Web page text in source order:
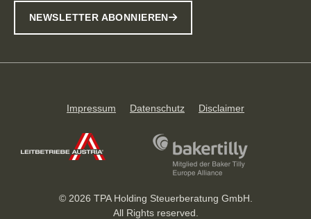
NEWSLETTER ABONNIEREN
Impressum Datenschutz Disclaimer
© 2026 TPA Holding Steuerberatung GmbH.
All Rights reserved.